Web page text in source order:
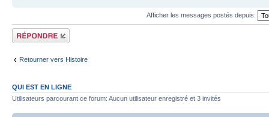
Afficher les messages postés depuis:
Répondre
Retourner vers Histoire
QUI EST EN LIGNE
Utilisateurs parcourant ce forum: Aucun utilisateur enregistré et 3 invités